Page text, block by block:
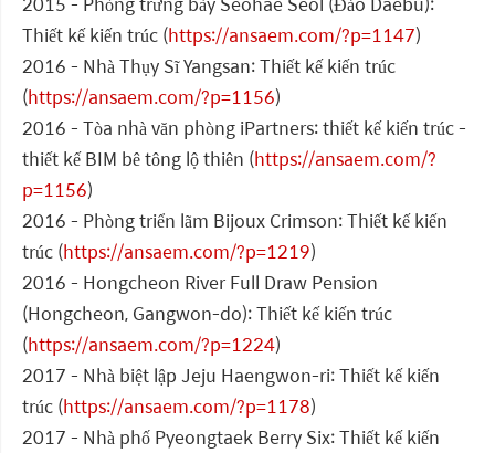
Thiết kế kiến trúc (https://ansaem.com/?p=1147)
2016 - Nhà Thụy Sĩ Yangsan: Thiết kế kiến trúc
(https://ansaem.com/?p=1156)
2016 - Tòa nhà văn phòng iPartners: thiết kế kiến trúc -
thiết kế BIM bê tông lộ thiên (https://ansaem.com/?
p=1156)
2016 - Phòng triển lãm Bijoux Crimson: Thiết kế kiến
trúc (https://ansaem.com/?p=1219)
2016 - Hongcheon River Full Draw Pension
(Hongcheon, Gangwon-do): Thiết kế kiến trúc
(https://ansaem.com/?p=1224)
2017 - Nhà biệt lập Jeju Haengwon-ri: Thiết kế kiến
trúc (https://ansaem.com/?p=1178)
2017 - Nhà phố Pyeongtaek Berry Six: Thiết kế kiến